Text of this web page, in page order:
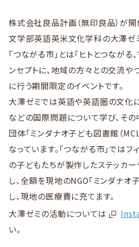
株式会社良品計画（無印良品）が開
文学部英語英米文化学科の大澤ゼ
「つながる市」とは「ヒトとつながる
ンセプトに、地域の方々との交流や
に行う期間限定のイベントです。
大澤ゼミでは英語や英語圏の文化
などの国際問題について学び、その
団体「ミンダナオ子ども図書館（
なっています。「つながる市」ではフ
の子どもたちが製作したステッカー
し、全額を現地のNGO「ミンダナオ
し、現地の医療費に充てます。
大澤ゼミの活動については
い。